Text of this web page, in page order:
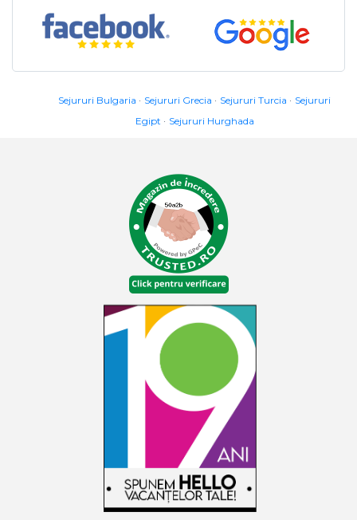
Sejururi Bulgaria Sejururi Grecia Sejururi Turcia
Sejururi
Egipt
Sejururi Hurghada